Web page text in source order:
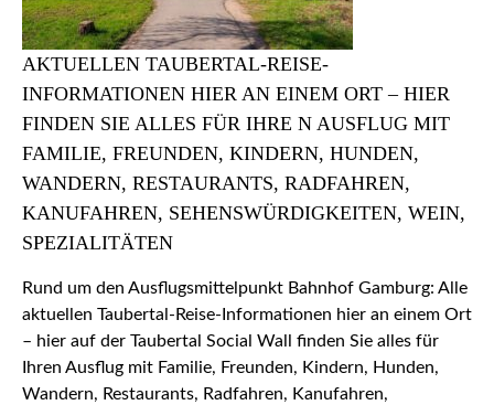
AKTUELLEN TAUBERTAL-REISE-
INFORMATIONEN HIER AN EINEM ORT – HIER
FINDEN SIE ALLES FÜR IHRE N AUSFLUG MIT
FAMILIE, FREUNDEN, KINDERN, HUNDEN,
WANDERN, RESTAURANTS, RADFAHREN,
KANUFAHREN, SEHENSWÜRDIGKEITEN, WEIN,
SPEZIALITÄTEN
Rund um den Ausflugsmittelpunkt Bahnhof Gamburg: Alle
aktuellen Taubertal-Reise-Informationen hier an einem Ort
– hier auf der Taubertal Social Wall finden Sie alles für
Ihren Ausflug mit Familie, Freunden, Kindern, Hunden,
Wandern, Restaurants, Radfahren, Kanufahren,